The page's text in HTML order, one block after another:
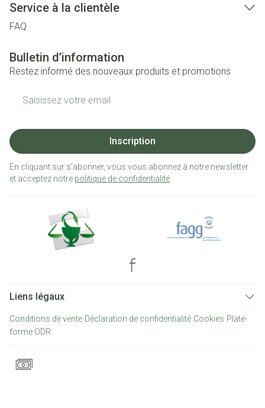
Service à la clientèle
FAQ
Bulletin d’information
Restez informé des nouveaux produits et promotions
Inscription
En cliquant sur s'abonner, vous vous abonnez à notre newsletter
et acceptez notre politique de confidentialité
Liens légaux
Conditions de vente Déclaration de confidentialité Cookies Plate-
forme ODR